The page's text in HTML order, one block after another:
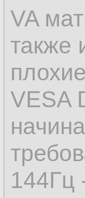
VA
также
VESA
144Гц